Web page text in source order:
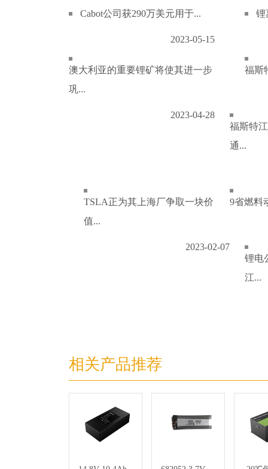
Cabot公司获290万美元用于...
2023-05-15
锂
澳大利亚的重要锂矿将使其进一步
巩...
2023-04-28
福斯
福斯特
通...
TSLA正为其上海厂争取一块价
值...
2023-02-07
9省燃料
锂电
江...
相关产品推荐